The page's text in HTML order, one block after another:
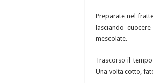
Preparate nel
lasciando
mescolate.
Trascorso il
Una volta cotto,